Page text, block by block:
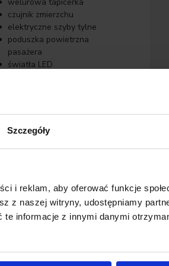
Szczegóły
i reklam, aby oferować funkcje
z naszej witryny, udostępniamy
informacje z innymi danymi
czujnik zmierzchu
elektryczne szyby tylne
poduszka powietrzna
pasażera
światła LED
system Start-Stop
łopatki zmiany biegów
poduszki boczne przednie